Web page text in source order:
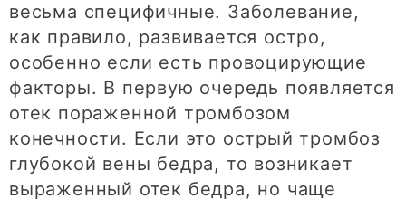
весьма специфичные. Заболевание,
как правило, развивается остро,
особенно если есть провоцирующие
факторы. В первую очередь появляется
отек пораженной тромбозом
конечности. Если это острый тромбоз
глубокой вены бедра, то возникает
выраженный отек бедра, но чаще